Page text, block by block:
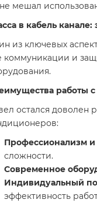
мешал
в кабель канале:
из ключевых
коммуникации и
работы
остался доволен
Профессионализм
сложности.
Современное
Индивидуальный
эффективность